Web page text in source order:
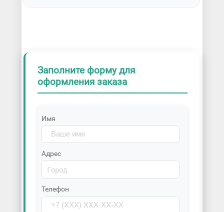
Заполните форму для
оформления заказа
Имя
Адрес
Телефон